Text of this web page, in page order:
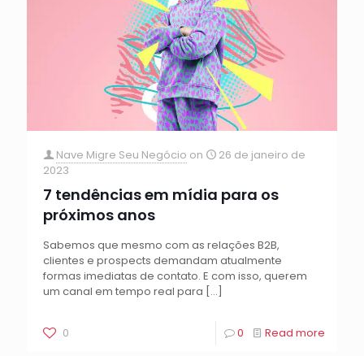
Nave Migre Seu Negócio on
26 de janeiro de
2023
7 tendências em mídia para os
próximos anos
Sabemos que mesmo com as relações B2B,
clientes e prospects demandam atualmente
formas imediatas de contato. E com isso, querem
um canal em tempo real para […]
0 0 Read more